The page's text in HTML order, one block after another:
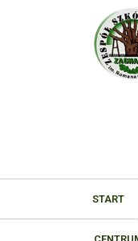
START